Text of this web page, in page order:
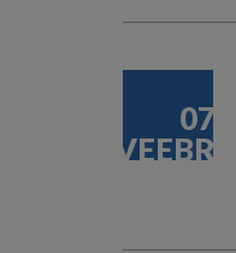
07
VEEBR